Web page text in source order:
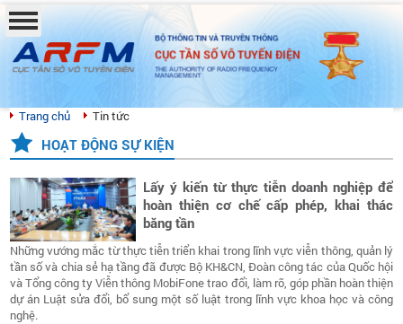
BỘ THÔNG TIN VÀ TRUYỀN THÔNG
CỤC TẦN SỐ VÔ TUYẾN ĐIỆN
THE AUTHORITY OF RADIO FREQUENCY
MANAGEMENT
Trang chủ Tin tức
HOẠT ĐỘNG SỰ KIỆN
Lấy ý kiến từ thực tiễn doanh nghiệp để
hoàn thiện cơ chế cấp phép, khai thác
băng tần
Những vướng mắc từ thực tiễn triển khai trong lĩnh vực viễn thông, quản lý
tần số và chia sẻ hạ tầng đã được Bộ KH&CN, Đoàn công tác của Quốc hội
và Tổng công ty Viễn thông MobiFone trao đổi, làm rõ, góp phần hoàn thiện
dự án Luật sửa đổi, bổ sung một số luật trong lĩnh vực khoa học và công
nghệ.